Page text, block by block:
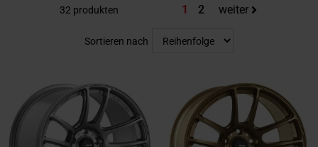
32 produkten Sie lesen gerade die Seite
1 Seite
2 weiter
Sortieren nach